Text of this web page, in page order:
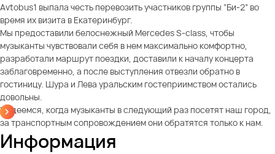
Avtobus1 выпала честь перевозить участников группы “Би-2” во
время их визита в Екатеринбург.
Мы предоставили белоснежный Mercedes S-class, чтобы
музыканты чувствовали себя в нем максимально комфортно,
разработали маршрут поездки, доставили к началу концерта
заблаговременно, а после выступления отвезли обратно в
гостиницу. Шура и Лева уральским гостеприимством остались
довольны.
Надеемся, когда музыканты в следующий раз посетят наш город,
за транспортным сопровождением они обратятся только к нам.
Информация